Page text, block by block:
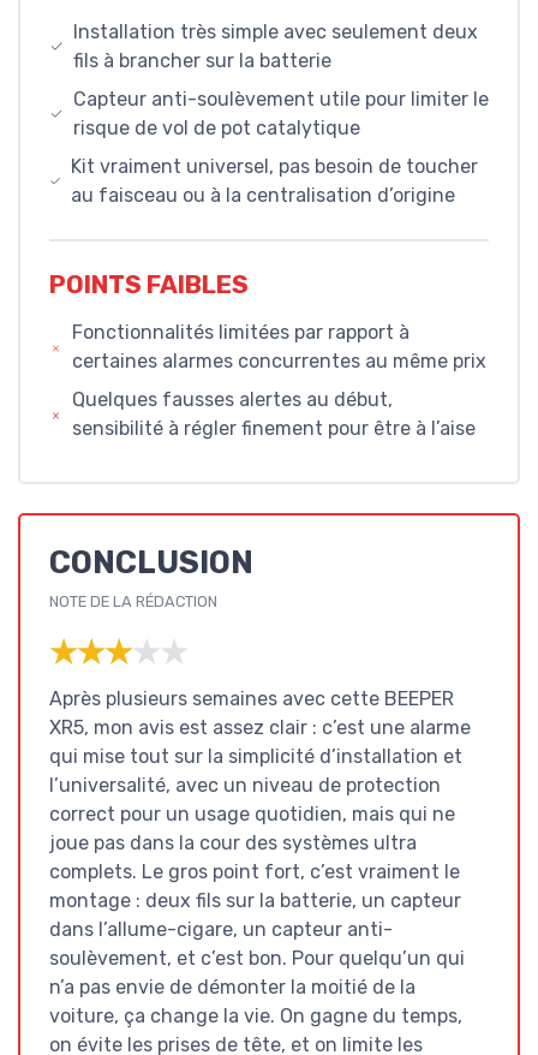
Installation très simple avec seulement deux
fils à brancher sur la batterie
Capteur anti-soulèvement utile pour limiter le
risque de vol de pot catalytique
Kit vraiment universel, pas besoin de toucher
au faisceau ou à la centralisation d’origine
POINTS FAIBLES
Fonctionnalités limitées par rapport à
certaines alarmes concurrentes au même prix
Quelques fausses alertes au début,
sensibilité à régler finement pour être à l’aise
CONCLUSION
NOTE DE LA RÉDACTION
★★★★★
★★★★★
Après plusieurs semaines avec cette BEEPER
XR5, mon avis est assez clair : c’est une alarme
qui mise tout sur la simplicité d’installation et
l’universalité, avec un niveau de protection
correct pour un usage quotidien, mais qui ne
joue pas dans la cour des systèmes ultra
complets. Le gros point fort, c’est vraiment le
montage : deux fils sur la batterie, un capteur
dans l’allume-cigare, un capteur anti-
soulèvement, et c’est bon. Pour quelqu’un qui
n’a pas envie de démonter la moitié de la
voiture, ça change la vie. On gagne du temps,
on évite les prises de tête, et on limite les